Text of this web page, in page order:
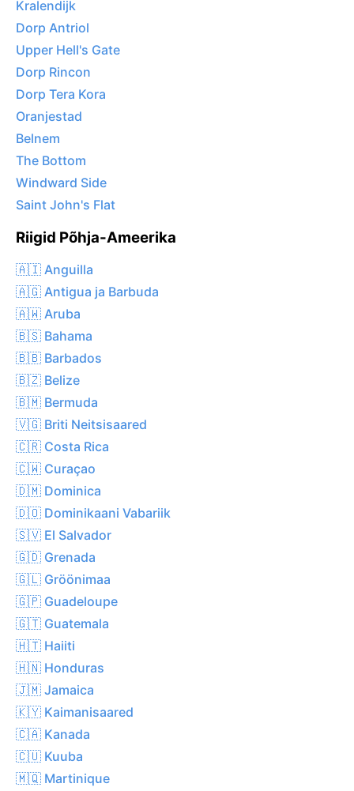
Kralendijk
Dorp Antriol
Upper Hell's Gate
Dorp Rincon
Dorp Tera Kora
Oranjestad
Belnem
The Bottom
Windward Side
Saint John's Flat
Riigid Põhja-Ameerika
🇦🇮 Anguilla
🇦🇬 Antigua ja Barbuda
🇦🇼 Aruba
🇧🇸 Bahama
🇧🇧 Barbados
🇧🇿 Belize
🇧🇲 Bermuda
🇻🇬 Briti Neitsisaared
🇨🇷 Costa Rica
🇨🇼 Curaçao
🇩🇲 Dominica
🇩🇴 Dominikaani Vabariik
🇸🇻 El Salvador
🇬🇩 Grenada
🇬🇱 Gröönimaa
🇬🇵 Guadeloupe
🇬🇹 Guatemala
🇭🇹 Haiiti
🇭🇳 Honduras
🇯🇲 Jamaica
🇰🇾 Kaimanisaared
🇨🇦 Kanada
🇨🇺 Kuuba
🇲🇶 Martinique